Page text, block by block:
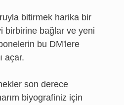
bitirmek harika bir
birbirine bağlar ve yeni
bu DM'lere
açar.
son derece
biyografiniz için